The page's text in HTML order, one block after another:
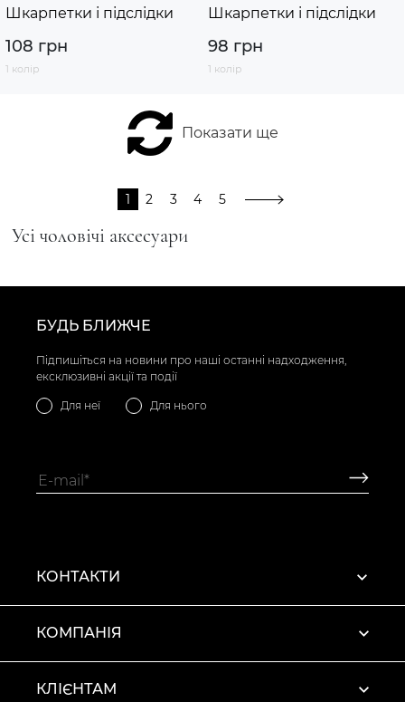
Усі чоловічі аксесуари
Шкарпетки і підслідки
108 грн
1 колір
Шкарпетки і підслідки
98 грн
1 колір
Показати ще
1 2 3 4 5
БУДЬ БЛИЖЧЕ
Підпишіться на новини про наші останні надходження,
ексклюзивні акції та події
Для неї Для нього
КОНТАКТИ
КОМПАНІЯ
КЛІЄНТАМ